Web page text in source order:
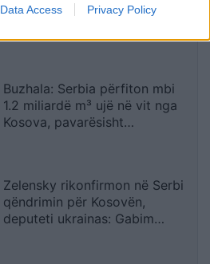
Data Access Privacy Policy
tekstuale që fshihen sapo
Buzhala: Serbia përfiton mbi
1.2 miliardë m³ ujë në vit nga
Kosova, pavarësisht
Zelensky rikonfirmon në Serbi
qëndrimin për Kosovën,
deputeti ukrainas: Gabim